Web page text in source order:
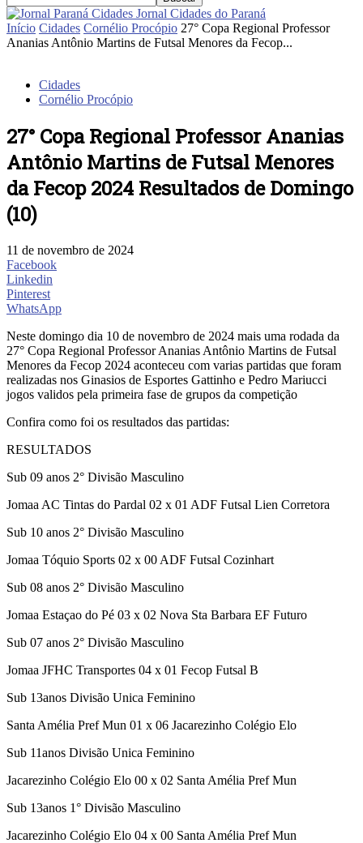
Jornal Cidades do Paraná
Início Cidades Cornélio Procópio 27° Copa Regional Professor
Ananias Antônio Martins de Futsal Menores da Fecop...
Cidades
Cornélio Procópio
27° Copa Regional Professor Ananias
Antônio Martins de Futsal Menores
da Fecop 2024 Resultados de Domingo
(10)
11 de novembro de 2024
Facebook
Linkedin
Pinterest
WhatsApp
Neste domingo dia 10 de novembro de 2024 mais uma rodada da
27° Copa Regional Professor Ananias Antônio Martins de Futsal
Menores da Fecop 2024 aconteceu com varias partidas que foram
realizadas nos Ginasios de Esportes Gattinho e Pedro Mariucci
jogos validos pela primeira fase de grupos da competição
Confira como foi os resultados das partidas:
RESULTADOS
Sub 09 anos 2° Divisão Masculino
Jomaa AC Tintas do Pardal 02 x 01 ADF Futsal Lien Corretora
Sub 10 anos 2° Divisão Masculino
Jomaa Tóquio Sports 02 x 00 ADF Futsal Cozinhart
Sub 08 anos 2° Divisão Masculino
Jomaa Estaçao do Pé 03 x 02 Nova Sta Barbara EF Futuro
Sub 07 anos 2° Divisão Masculino
Jomaa JFHC Transportes 04 x 01 Fecop Futsal B
Sub 13anos Divisão Unica Feminino
Santa Amélia Pref Mun 01 x 06 Jacarezinho Colégio Elo
Sub 11anos Divisão Unica Feminino
Jacarezinho Colégio Elo 00 x 02 Santa Amélia Pref Mun
Sub 13anos 1° Divisão Masculino
Jacarezinho Colégio Elo 04 x 00 Santa Amélia Pref Mun